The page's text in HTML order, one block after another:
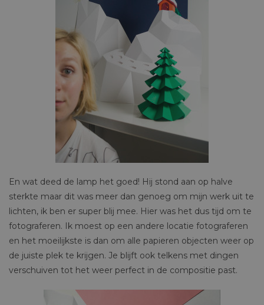
En wat deed de lamp het goed! Hij stond aan op halve
sterkte maar dit was meer dan genoeg om mijn werk uit te
lichten, ik ben er super blij mee. Hier was het dus tijd om te
fotograferen. Ik moest op een andere locatie fotograferen
en het moeilijkste is dan om alle papieren objecten weer op
de juiste plek te krijgen. Je blijft ook telkens met dingen
verschuiven tot het weer perfect in de compositie past.